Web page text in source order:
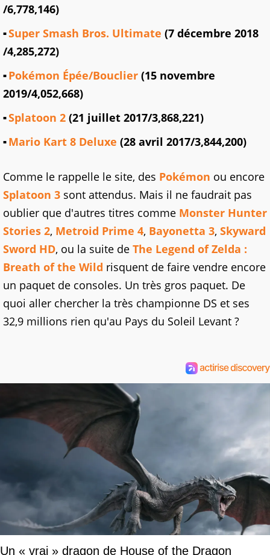
/6,778,146)
Super Smash Bros. Ultimate (7 décembre 2018
/4,285,272)
Pokémon Épée/Bouclier (15 novembre
2019/4,052,668)
Splatoon 2 (21 juillet 2017/3,868,221)
Mario Kart 8 Deluxe (28 avril 2017/3,844,200)
Comme le rappelle le site, des Pokémon ou encore
Splatoon 3 sont attendus. Mais il ne faudrait pas
oublier que d'autres titres comme Monster Hunter
Stories 2, Metroid Prime 4, Bayonetta 3, Skyward
Sword HD, ou la suite de The Legend of Zelda :
Breath of the Wild risquent de faire vendre encore
un paquet de consoles. Un très gros paquet. De
quoi aller chercher la très championne DS et ses
32,9 millions rien qu'au Pays du Soleil Levant ?
Un « vrai » dragon de House of the Dragon